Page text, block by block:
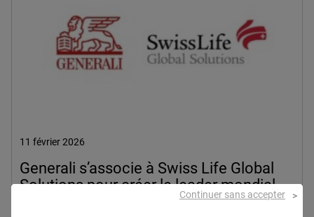
11 février 2026
Generali s’associe à Swiss Life Global
Solutions pour créer le leader mondial
Continuer sans accepter